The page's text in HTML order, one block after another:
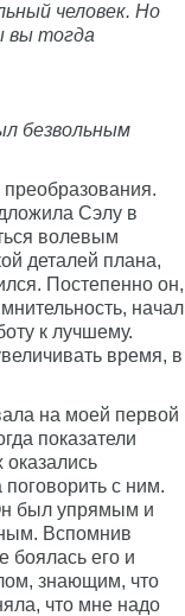
человек. Но
вы тогда
безвольным
Сэлу в
волевым
деталей плана,
Постепенно он,
начал
к лучшему.
время, в
на моей первой
показатели
с ним.
был упрямым и
Вспомнив
боялась его и
знающим, что
что мне надо